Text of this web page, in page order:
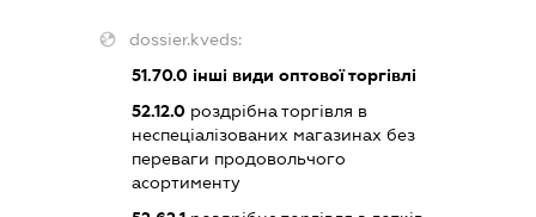
dossier.kveds:
51.70.0 інші види оптової торгівлі
52.12.0 роздрібна торгівля в
неспеціалізованих магазинах без
переваги продовольчого
асортименту